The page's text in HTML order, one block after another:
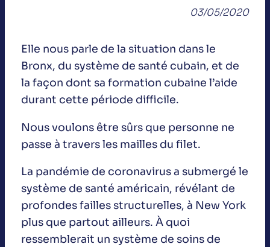
03/05/2020
Elle nous parle de la situation dans le
Bronx, du système de santé cubain, et de
la façon dont sa formation cubaine l’aide
durant cette période difficile.
Nous voulons être sûrs que personne ne
passe à travers les mailles du filet.
La pandémie de coronavirus a submergé le
système de santé américain, révélant de
profondes failles structurelles, à New York
plus que partout ailleurs. À quoi
ressemblerait un système de soins de